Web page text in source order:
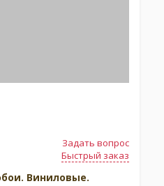
Задать вопрос
Быстрый заказ
Виниловые.